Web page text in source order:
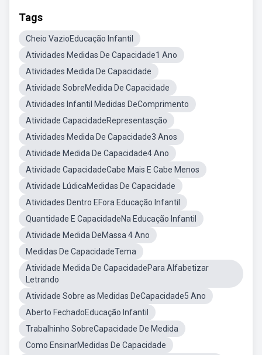
Tags
Cheio VazioEducação Infantil
Atividades Medidas De Capacidade1 Ano
Atividades Medida De Capacidade
Atividade SobreMedida De Capacidade
Atividades Infantil Medidas DeComprimento
Atividade CapacidadeRepresentasção
Atividades Medida De Capacidade3 Anos
Atividade Medida De Capacidade4 Ano
Atividade CapacidadeCabe Mais E Cabe Menos
Atividade LúdicaMedidas De Capacidade
Atividades Dentro EFora Educação Infantil
Quantidade E CapacidadeNa Educação Infantil
Atividade Medida DeMassa 4 Ano
Medidas De CapacidadeTema
Atividade Medida De CapacidadePara Alfabetizar
Letrando
Atividade Sobre as Medidas DeCapacidade5 Ano
Aberto FechadoEducação Infantil
Trabalhinho SobreCapacidade De Medida
Como EnsinarMedidas De Capacidade